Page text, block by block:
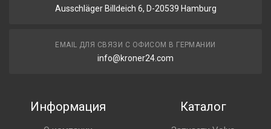
Ausschläger Billdeich 6, D-20539 Hamburg
EMAIL ДЛЯ СВЯЗИ С ОФИСОМ В ГЕРМАНИИ
info@kroner24.com
Информация Каталог